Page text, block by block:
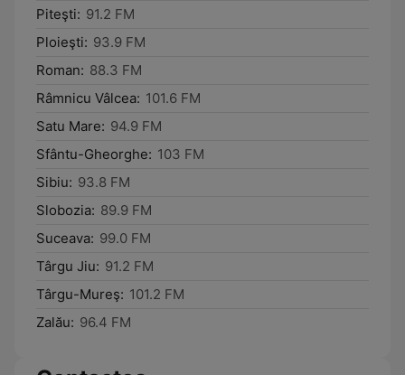
Piteşti: 91.2 FM
Ploieşti: 93.9 FM
Roman: 88.3 FM
Râmnicu Vâlcea: 101.6 FM
Satu Mare: 94.9 FM
Sfântu-Gheorghe: 103 FM
Sibiu: 93.8 FM
Slobozia: 89.9 FM
Suceava: 99.0 FM
Târgu Jiu: 91.2 FM
Târgu-Mureş: 101.2 FM
Zalău: 96.4 FM